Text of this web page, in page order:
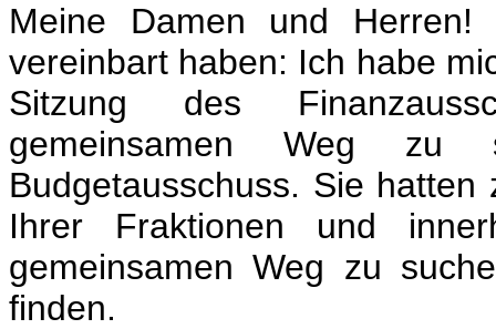
Meine Damen und
vereinbart haben: Ich habe
Sitzung des
gemeinsamen Weg
Budgetausschuss. Sie
Ihrer Fraktionen und
gemeinsamen Weg zu
finden.